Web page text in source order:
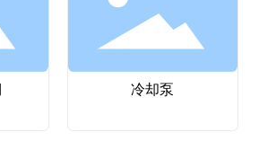
冷却泵